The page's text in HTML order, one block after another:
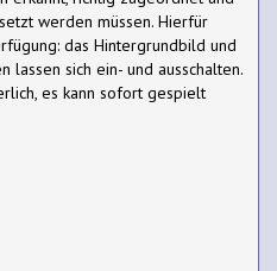
werden müssen. Hierfür
das Hintergrundbild und
lassen sich ein- und ausschalten.
es kann sofort gespielt